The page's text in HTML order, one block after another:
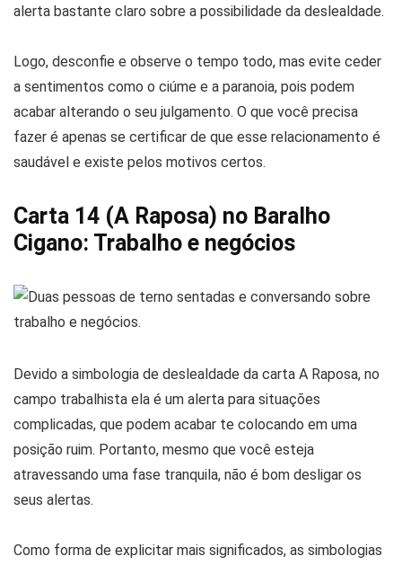
alerta bastante claro sobre a possibilidade da deslealdade.
Logo, desconfie e observe o tempo todo, mas evite ceder
a sentimentos como o ciúme e a paranoia, pois podem
acabar alterando o seu julgamento. O que você precisa
fazer é apenas se certificar de que esse relacionamento é
saudável e existe pelos motivos certos.
Carta 14 (A Raposa) no Baralho
Cigano: Trabalho e negócios
Devido a simbologia de deslealdade da carta A Raposa, no
campo trabalhista ela é um alerta para situações
complicadas, que podem acabar te colocando em uma
posição ruim. Portanto, mesmo que você esteja
atravessando uma fase tranquila, não é bom desligar os
seus alertas.
Como forma de explicitar mais significados, as simbologias